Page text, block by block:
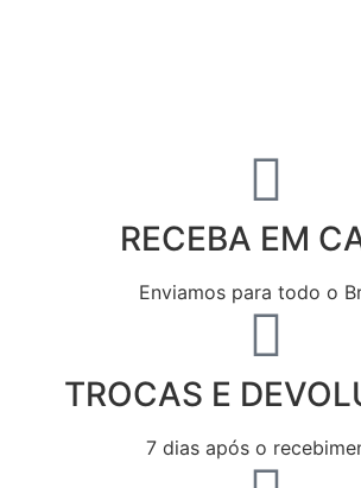
RECEBA EM
Enviamos para todo o
TROCAS E
7 dias após o